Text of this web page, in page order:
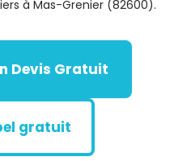
à Mas-Grenier (82600).
Devis Gratuit
gratuit